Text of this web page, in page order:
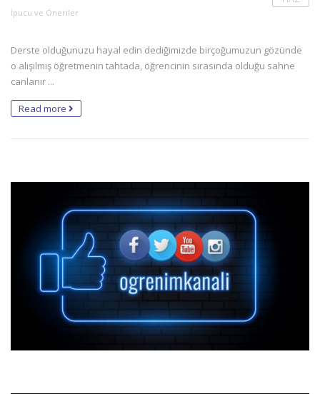
İpucu ve Öneriler
Derste olduğunuzu hayal edin dediğimizde birçoğumuzun gözünde
o alışılmış öğretmenin tahtada, öğrencinin sırasında olduğu sahne
canlanır ...
Read more